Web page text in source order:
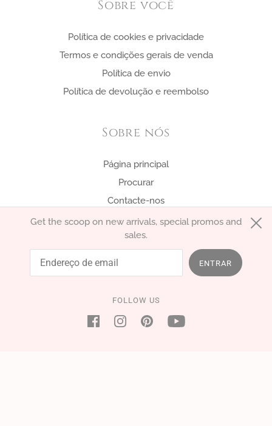
Sobre você
Política de cookies e privacidade
Termos e condições gerais de venda
Política de envio
Política de devolução e reembolso
Sobre nós
Página principal
Procurar
Contacte-nos
Get the scoop on new arrivals, special promos and
sales.
ENTRAR
FOLLOW US